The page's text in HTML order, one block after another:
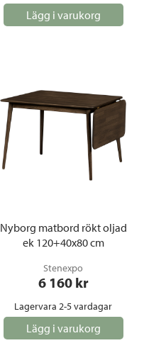
Lägg i varukorg
Nyborg matbord rökt oljad
ek 120+40x80 cm
Stenexpo
6 160 kr
Lagervara 2-5 vardagar
Lägg i varukorg